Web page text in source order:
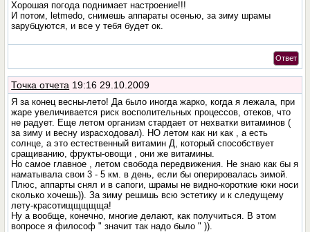
Хорошая погода поднимает настроение!!!
И потом, letmedo, снимешь аппараты осенью, за зиму шрамы
зарубцуются, и все у тебя будет ок.
Ответ
Точка отчета 19:16 29.10.2009
Я за конец весны-лето! Да было иногда жарко, когда я лежала, при
жаре увеличивается риск восполительных процессов, отеков, что
не радует. Еще летом организм стардает от нехватки витаминов (
за зиму и весну израсходовал). НО летом как ни как , а есть
солнце, а это естественный витамин Д, который способствует
сращиванию, фрукты-овощи , они же витамины.
Но самое главное , летом свобода передвижения. Не знаю как бы я
наматывала свои 3 - 5 км. в день, если бы оперировалась зимой.
Плюс, аппарты снял и в сапоги, шрамы не видно-короткие юки носи
сколько хочешь)). За зиму решишь всю эстетику и к следущему
лету-красотищщщщща!
Ну а вообще, конечно, многие делают, как получиться. В этом
вопросе я философ " значит так надо было " )).